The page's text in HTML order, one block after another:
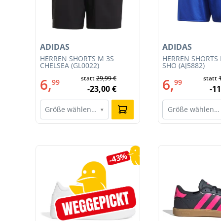
HERREN SHORTS M 3S
CHELSEA (GL0022)
ADIDAS
6,99 statt29,99 €
-23,00 €
Größe wählen… ▾
HERREN
SHO (AJ5882)
ADIDAS
6,99 statt
-
Größe wählen…
Produktgalerie überspringen
-43%